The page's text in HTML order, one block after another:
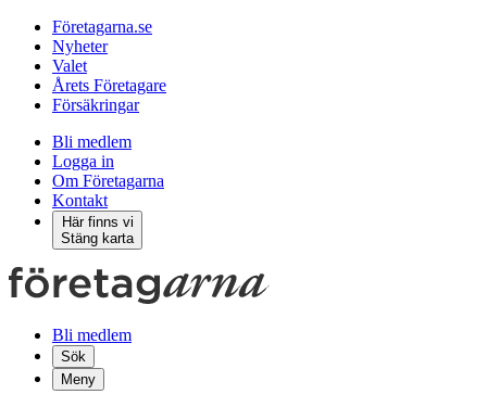
Företagarna.se
Nyheter
Valet
Årets Företagare
Försäkringar
Bli medlem
Logga in
Om Företagarna
Kontakt
Här finns vi
Stäng karta
Bli medlem
Sök
Meny